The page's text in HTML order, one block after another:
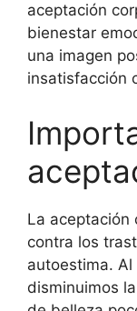
aceptación
bienestar
una imagen
insatisfacción
La aceptación
contra los
autoestima.
disminuimos